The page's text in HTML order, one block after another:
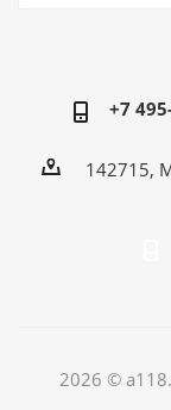
+7
142715,
2026 ©